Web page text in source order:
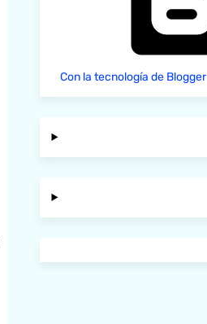
Con la tecnología de Blogger